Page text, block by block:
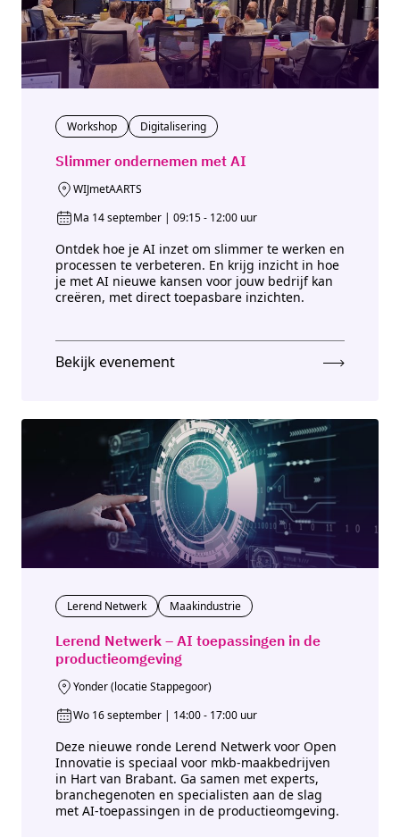
Slimmer ondernemen met AI
Workshop Digitalisering
WIJmetAARTS
Ma 14 september | 09:15 - 12:00 uur
Ontdek hoe je AI inzet om slimmer te werken en
processen te verbeteren. En krijg inzicht in hoe
je met AI nieuwe kansen voor jouw bedrijf kan
creëren, met direct toepasbare inzichten.
Bekijk evenement
Lerend Netwerk – AI toepassingen in de
productieomgeving
Lerend Netwerk Maakindustrie
Yonder (locatie Stappegoor)
Wo 16 september | 14:00 - 17:00 uur
Deze nieuwe ronde Lerend Netwerk voor Open
Innovatie is speciaal voor mkb-maakbedrijven
in Hart van Brabant. Ga samen met experts,
branchegenoten en specialisten aan de slag
met AI-toepassingen in de productieomgeving.